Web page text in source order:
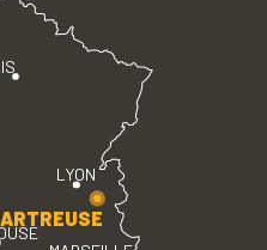
LYON